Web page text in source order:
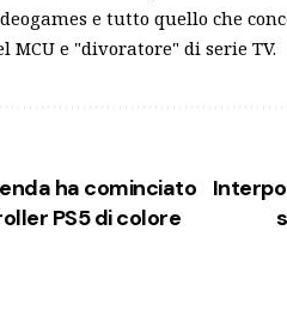
e tutto quello che
MCU e "divoratore" di serie TV.
ha cominciato
PS5 di colore